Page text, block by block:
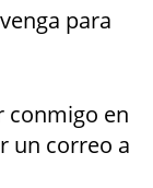
para
conmigo en
un correo a